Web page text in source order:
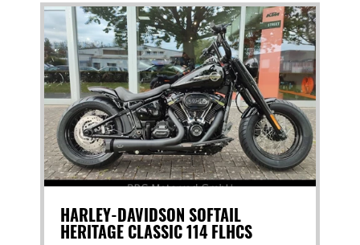
HARLEY-DAVIDSON SOFTAIL
HERITAGE CLASSIC 114 FLHCS